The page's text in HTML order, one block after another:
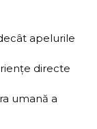
apelurile
directe
umană a